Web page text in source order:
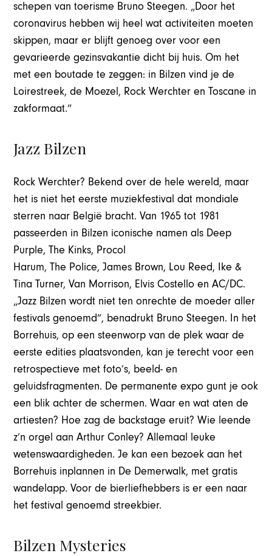
schepen van toerisme Bruno Steegen. „Door het
coronavirus hebben wij heel wat activiteiten moeten
skippen, maar er blijft genoeg over voor een
gevarieerde gezinsvakantie dicht bij huis. Om het
met een boutade te zeggen: in Bilzen vind je de
Loirestreek, de Moezel, Rock Werchter en Toscane in
zakformaat.”
Jazz Bilzen
Rock Werchter? Bekend over de hele wereld, maar
het is niet het eerste muziekfestival dat mondiale
sterren naar België bracht. Van 1965 tot 1981
passeerden in Bilzen iconische namen als Deep
Purple, The Kinks, Procol
Harum, The Police, James Brown, Lou Reed, Ike &
Tina Turner, Van Morrison, Elvis Costello en AC/DC.
„Jazz Bilzen wordt niet ten onrechte de moeder aller
festivals genoemd”, benadrukt Bruno Steegen. In het
Borrehuis, op een steenworp van de plek waar de
eerste edities plaatsvonden, kan je terecht voor een
retrospectieve met foto’s, beeld- en
geluidsfragmenten. De permanente expo gunt je ook
een blik achter de schermen. Waar en wat aten de
artiesten? Hoe zag de backstage eruit? Wie leende
z’n orgel aan Arthur Conley? Allemaal leuke
wetenswaardigheden. Je kan een bezoek aan het
Borrehuis inplannen in De Demerwalk, met gratis
wandelapp. Voor de bierliefhebbers is er een naar
het festival genoemd streekbier.
Bilzen Mysteries